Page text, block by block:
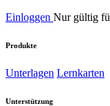
Einloggen Nur gültig
Produkte
Unterlagen Lernkarten
Unterstützung